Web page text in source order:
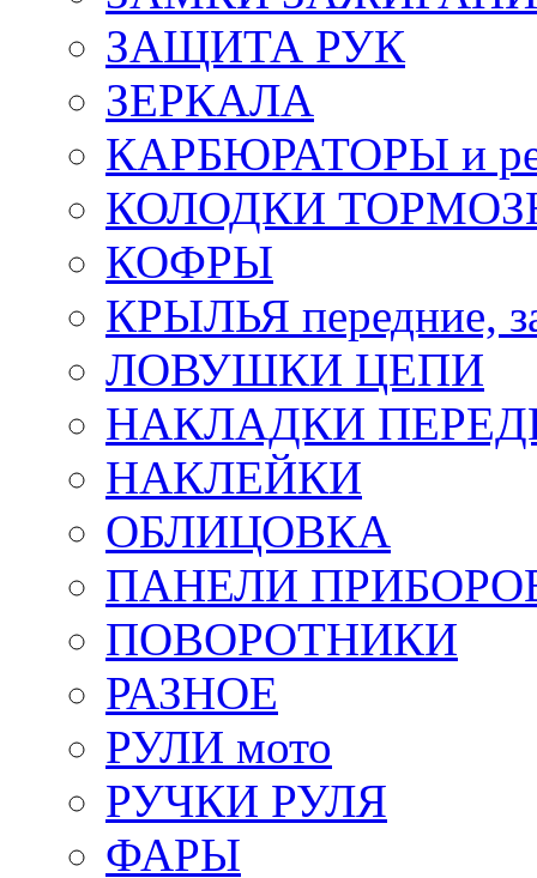
ЗАЩИТА РУК
ЗЕРКАЛА
КАРБЮРАТОРЫ и
КОЛОДКИ
КОФРЫ
КРЫЛЬЯ передние,
ЛОВУШКИ ЦЕПИ
НАКЛАДКИ
НАКЛЕЙКИ
ОБЛИЦОВКА
ПАНЕЛИ
ПОВОРОТНИКИ
РАЗНОЕ
РУЛИ мото
РУЧКИ РУЛЯ
ФАРЫ